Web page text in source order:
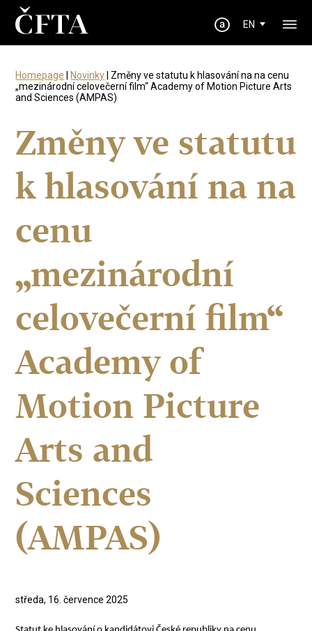
EN
Homepage Novinky | Změny ve statutu k hlasování na na cenu
„mezinárodní celovečerní film“ Academy of Motion Picture Arts
and Sciences (AMPAS)
Změny ve statutu
k hlasování na na
cenu
„mezinárodní
celovečerní film“
Academy of
Motion Picture
Arts and
Sciences
(AMPAS)
středa, 16. července 2025